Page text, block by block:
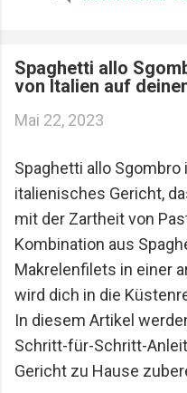
begann schon früher.
Mit drei Männern, die
seit Jahren dieselbe
länger im Kopf bleiben
Mario Lohninger und
Freundschaft, Essen
achten darauf, dass
Restaurantbesuche
Keine beliebigen
Spaghetti allo
von Italien auf
Mai 22, 2023
Spaghetti allo
italienisches Gericht,
mit der Zartheit von
Kombination aus
Makrelenfilets in einer
wird dich in die
In diesem Artikel
Schritt-für-Schritt-
Gericht zu Hause